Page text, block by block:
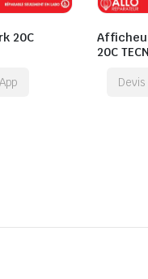
20C
20C